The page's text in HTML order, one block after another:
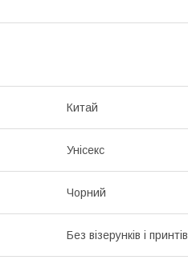
Китай
Унісекс
Чорний
Без візерунків і принтів